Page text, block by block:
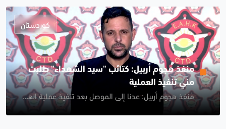
كوردستان
منفذ هجوم أربيل: كتائب "سيد الشهداء" طلبت
مني تنفيذ العملية
منفذ هجوم أربيل: عدنا إلى الموصل بعد تنفيذ عملية الهجوم